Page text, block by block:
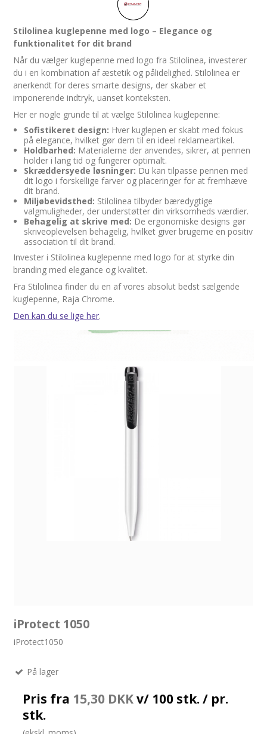
Stilolinea kuglepenne med logo – Elegance og
funktionalitet for dit brand
Når du vælger kuglepenne med logo fra Stilolinea, investerer
du i en kombination af æstetik og pålidelighed. Stilolinea er
anerkendt for deres smarte designs, der skaber et
imponerende indtryk, uanset konteksten.
Her er nogle grunde til at vælge Stilolinea kuglepenne:
Sofistikeret design: Hver kuglepen er skabt med fokus
på elegance, hvilket gør dem til en ideel reklameartikel.
Holdbarhed: Materialerne der anvendes, sikrer, at pennen
holder i lang tid og fungerer optimalt.
Skræddersyede løsninger: Du kan tilpasse pennen med
dit logo i forskellige farver og placeringer for at fremhæve
dit brand.
Miljøbevidsthed: Stilolinea tilbyder bæredygtige
valgmuligheder, der understøtter din virksomheds værdier.
Behagelig at skrive med: De ergonomiske designs gør
skriveoplevelsen behagelig, hvilket giver brugerne en positiv
association til dit brand.
Invester i Stilolinea kuglepenne med logo for at styrke din
branding med elegance og kvalitet.
Fra Stilolinea finder du en af vores absolut bedst sælgende
kuglepenne, Raja Chrome.
Den kan du se lige her.
iProtect 1050
iProtect1050
På lager
Pris fra 15,30 DKKv/ 100 stk. / pr.
stk.